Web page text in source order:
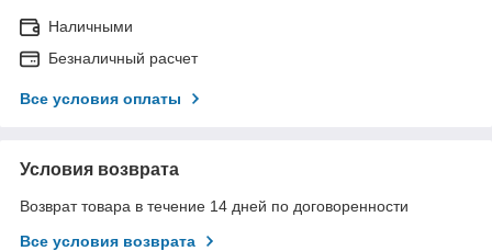
Наличными
Безналичный расчет
Все условия оплаты
Условия возврата
Возврат товара в течение 14 дней по договоренности
Все условия возврата